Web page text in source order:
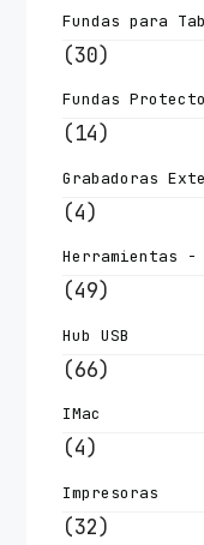
Fundas para
(30)
Fundas
(14)
Grabadoras
(4)
Herramientas -
(49)
Hub USB
(66)
IMac
(4)
Impresoras
(32)